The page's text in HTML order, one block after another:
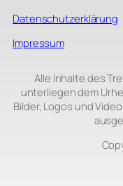
Datenschutzerklärung
Impressum
Alle Inhalte des
unterliegen dem
Bilder, Logos und